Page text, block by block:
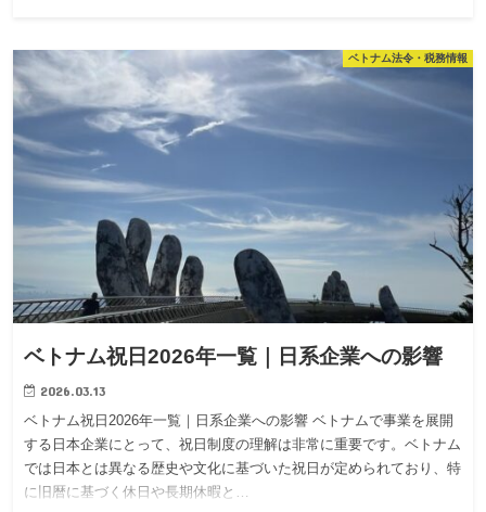
ベトナム法令・税務情報
ベトナム祝日2026年一覧｜日系企業への影響
2026.03.13
ベトナム祝日2026年一覧｜日系企業への影響 ベトナムで事業を展開
する日本企業にとって、祝日制度の理解は非常に重要です。ベトナム
では日本とは異なる歴史や文化に基づいた祝日が定められており、特
に旧暦に基づく休日や長期休暇と…